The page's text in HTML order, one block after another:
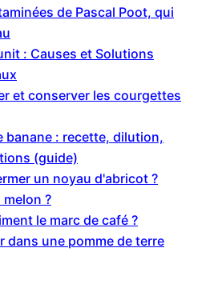
de Pascal Poot, qui
: Causes et Solutions
et conserver les courgettes
banane : recette, dilution,
(guide)
un noyau d'abricot ?
?
le marc de café ?
dans une pomme de terre